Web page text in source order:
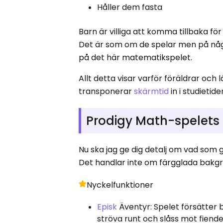
Håller dem fasta
Barn är villiga att komma tillbaka
Det är som om de spelar men på
på det här matematikspelet.
Allt detta visar varför föräldrar och
transponerarskärmtid in i
Prodigy Math-
Nu ska jag ge dig detalj om vad
Det handlar inte om färgglada
Nyckelfunktioner
Episk Äventyr: Spelet försätter
ströva runt och slåss mot